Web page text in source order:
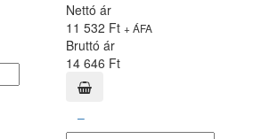
Nettó ár
11 532 Ft+ ÁFA
Bruttó ár
14 646 Ft
–